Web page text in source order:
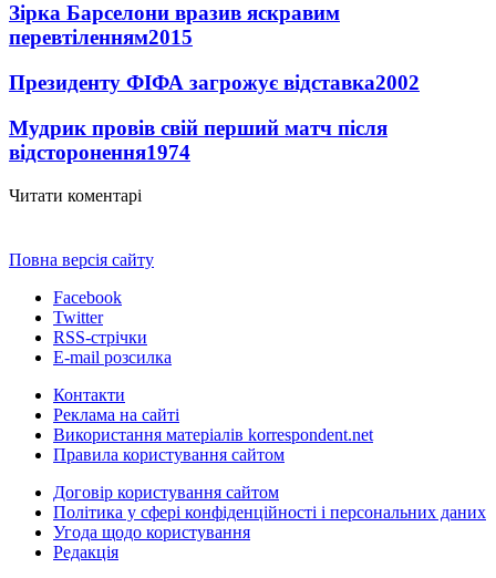
Зірка Барселони вразив яскравим
перевтіленням2015
Президенту ФІФА загрожує відставка2002
Мудрик провів свій перший матч після
відсторонення1974
Читати коментарі
Повна версія сайту
Facebook
Twitter
RSS-стрічки
E-mail розсилка
Контакти
Реклама на сайті
Використання матеріалів korrespondent.net
Правила користування сайтом
Договір користування сайтом
Політика у сфері конфіденційності і персональних даних
Угода щодо користування
Редакція